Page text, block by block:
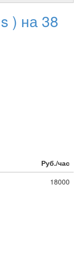
) на 38
Руб./час
18000